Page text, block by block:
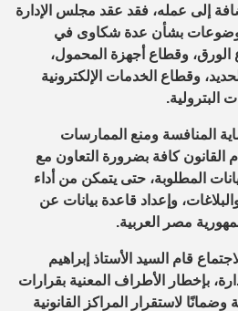
إلى عمله، فقد عقد مجلس الإدارة
وتم البت في 8 موضوعات بشأن عدة شكاوى في
وقطاع أجهزة المحمول،
وقطاع الخدمات الإلكترونية
البترولية.
المنافسة ومنع الممارسات
القانون كافة بضرورة التعاون مع
المطلوبة، حتى يتمكن من أداء
وإعداد قاعدة بيانات عن
مصر العربية.
قام السيد الأستاذ إبراهيم
بإخطار الأطراف المعنية بقرارات
وضمانًا لاستقرار المراكز القانونية